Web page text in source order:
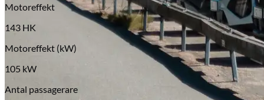
Motoreffekt
143 HK
Motoreffekt (kW)
105 kW
Antal passagerare